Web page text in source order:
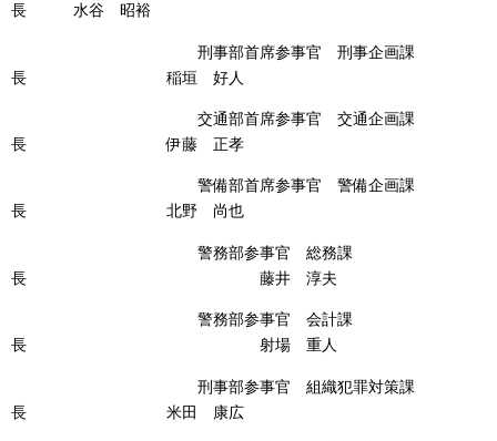
長 水谷 昭裕
刑事部首席参事官 刑事企画課
長 稲垣 好人
交通部首席参事官 交通企画課
長 伊藤 正孝
警備部首席参事官 警備企画課
長 北野 尚也
警務部参事官 総務課
長 藤井 淳夫
警務部参事官 会計課
長 射場 重人
刑事部参事官 組織犯罪対策課
長 米田 康広